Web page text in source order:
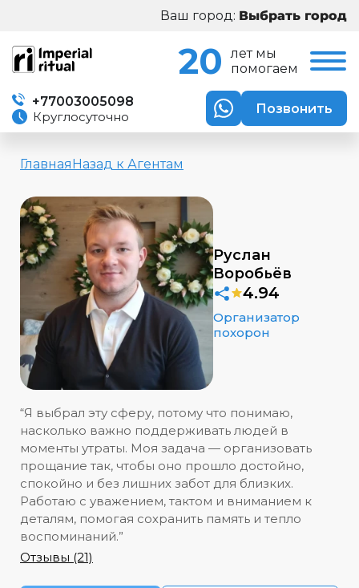
Ваш город:
20
лет мы
помогаем
+77003005098
Круглосуточно
Позвонить
ГлавнаяНазад к Агентам
Руслан
Воробьёв
4.94
Организатор
похорон
“Я выбрал эту сферу, потому что понимаю,
насколько важно поддерживать людей в
моменты утраты. Моя задача — организовать
прощание так, чтобы оно прошло достойно,
спокойно и без лишних забот для близких.
Работаю с уважением, тактом и вниманием к
деталям, помогая сохранить память и тепло
воспоминаний.”
Отзывы (21)